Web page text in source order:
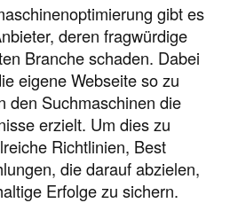
gibt es
deren fragwürdige
Branche schaden. Dabei
eigene Webseite so zu
den Suchmaschinen die
erzielt. Um dies zu
Richtlinien, Best
die darauf abzielen,
Erfolge zu sichern.